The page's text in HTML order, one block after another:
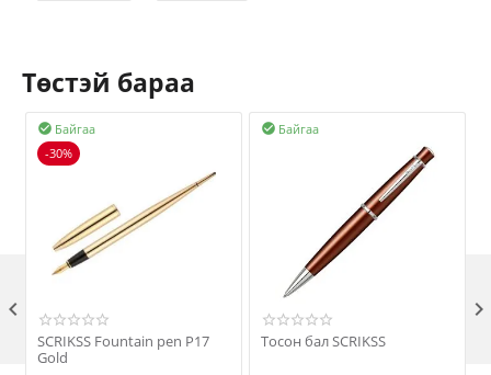
Төстэй бараа
Байгаа

-30%
SCRIKSS Fountain pen P17
Gold
Байгаа

Тосон бал SCRIKSS
 